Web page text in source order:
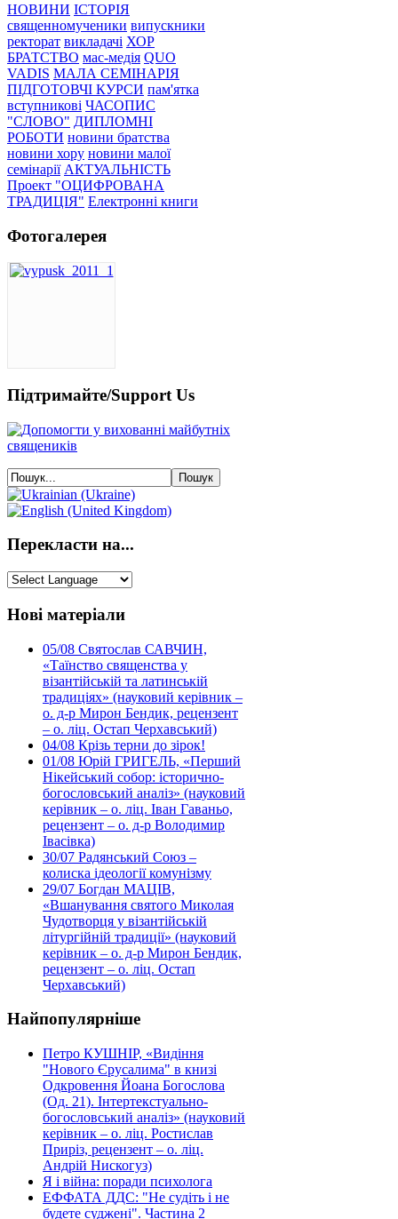
НОВИНИ ІСТОРІЯ
священномученики випускники
ректорат викладачі ХОР
БРАТСТВО мас-медія QUO
VADIS МАЛА СЕМІНАРІЯ
ПІДГОТОВЧІ КУРСИ пам'ятка
вступникові ЧАСОПИС
"СЛОВО" ДИПЛОМНІ
РОБОТИ новини братства
новини хору новини малої
семінарії АКТУАЛЬНІСТЬ
Проект "ОЦИФРОВАНА
ТРАДИЦІЯ" Електронні книги
Фотогалерея
Підтримайте/Support Us
Перекласти на...
Нові матеріали
05/08 Святослав САВЧИН,
«Таїнство священства у
візантійській та латинській
традиціях» (науковий керівник –
о. д-р Мирон Бендик, рецензент
– о. ліц. Остап Черхавський)
04/08 Крізь терни до зірок!
01/08 Юрій ГРИГЕЛЬ, «Перший
Нікейський собор: історично-
богословський аналіз» (науковий
керівник – о. ліц. Іван Гаваньо,
рецензент – о. д-р Володимир
Івасівка)
30/07 Радянський Союз –
колиска ідеології комунізму
29/07 Богдан МАЦІВ,
«Вшанування святого Миколая
Чудотворця у візантійській
літургійній традиції» (науковий
керівник – о. д-р Мирон Бендик,
рецензент – о. ліц. Остап
Черхавський)
Найпопулярніше
Петро КУШНІР, «Видіння
"Нового Єрусалима" в книзі
Одкровення Йоана Богослова
(Од. 21). Інтертекстуально-
богословський аналіз» (науковий
керівник – о. ліц. Ростислав
Приріз, рецензент – о. ліц.
Андрій Нискогуз)
Я і війна: поради психолога
ЕФФАТА ДДС: "Не судіть і не
будете суджені". Частина 2